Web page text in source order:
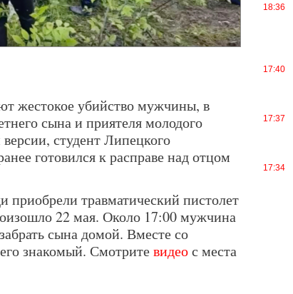
жестокое убийство мужчины, в
сына и приятеля молодого
студент Липецкого
готовился к расправе над отцом
травматический пистолет
22 мая. Около 17:00 мужчина
сына домой. Вместе со
знакомый. Смотритевидеос места
18:36
17:40
17:37
17:34